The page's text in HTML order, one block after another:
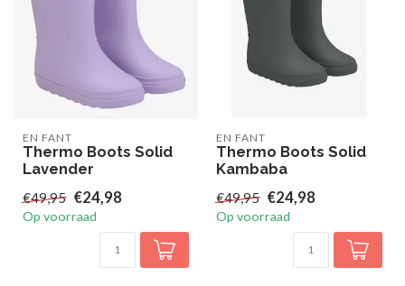
EN FANT
Thermo Boots Solid
Lavender
€49,95 €24,98
Op voorraad
EN FANT
Thermo Boots Solid
Kambaba
€49,95 €24,98
Op voorraad